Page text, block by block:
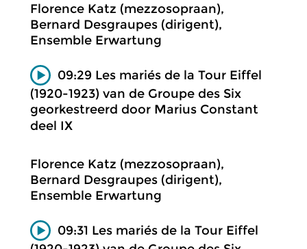
Florence Katz (mezzosopraan),
Bernard Desgraupes (dirigent),
Ensemble Erwartung
09:29 Les mariés de la Tour Eiffel
(1920-1923) van de Groupe des Six
georkestreerd door Marius Constant
deel IX
Florence Katz (mezzosopraan),
Bernard Desgraupes (dirigent),
Ensemble Erwartung
09:31 Les mariés de la Tour Eiffel